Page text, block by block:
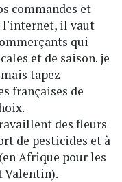
commandes et
l'internet, il vaut
qui
et de saison. je
tapez
françaises de
des fleurs
de pesticides et à
Afrique pour les
Valentin).